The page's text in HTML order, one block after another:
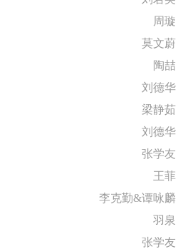
周璇
莫文蔚
陶喆
刘德华
梁静茹
刘德华
张学友
王菲
李克勤&谭咏麟
羽泉
张学友